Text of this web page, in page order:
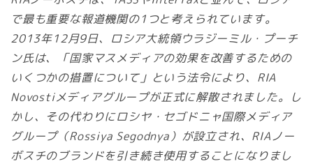
で最も重要な報道機関の1つと考えられています。
2013年12月9日、ロシア大統領ウラジーミル・プーチ
ン氏は、「国家マスメディアの効果を改善するための
いくつかの措置について」という法令により、RIA
Novostiメディアグループが正式に解散されました。し
かし、その代わりにロシヤ・セゴドニャ国際メディア
グループ（Rossiya Segodnya）が設立され、RIAノー
ボスチのブランドを引き続き使用することになりまし